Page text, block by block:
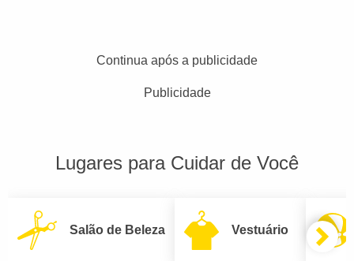
Continua após a publicidade
Publicidade
Lugares para Cuidar de Você
Salão de Beleza Vestuário